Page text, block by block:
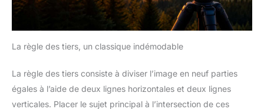
La règle des tiers, un classique indémodable
La règle des tiers consiste à diviser l’image en neuf parties
égales à l’aide de deux lignes horizontales et deux lignes
verticales. Placer le sujet principal à l’intersection de ces